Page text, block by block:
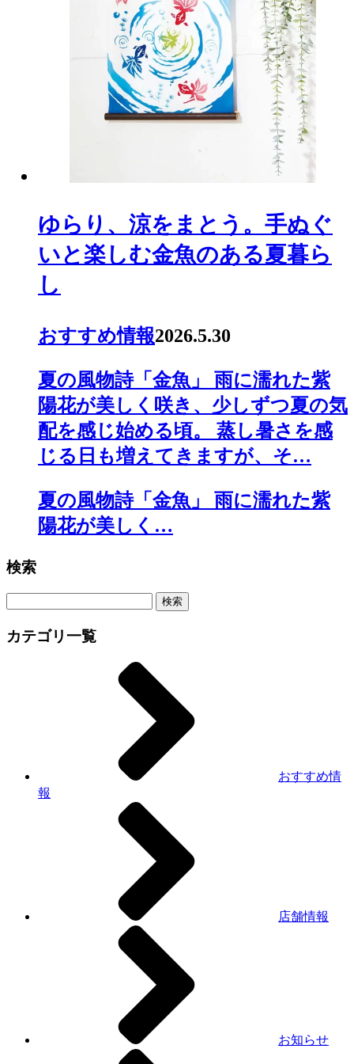
ゆらり、涼をまとう。手ぬぐ
いと楽しむ金魚のある夏暮ら
し
おすすめ情報2026.5.30
夏の風物詩「金魚」 雨に濡れた紫
陽花が美しく咲き、少しずつ夏の気
配を感じ始める頃。 蒸し暑さを感
じる日も増えてきますが、そ…
夏の風物詩「金魚」 雨に濡れた紫
陽花が美しく…
検索
カテゴリ一覧
おすすめ情
報
店舗情報
お知らせ